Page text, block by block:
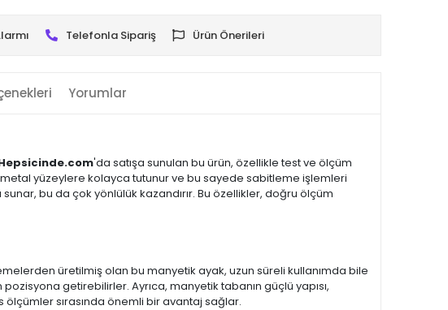
Telefonla Sipariş Ürün Önerileri
Yorumlar
'da satışa sunulan bu ürün, özellikle test ve ölçüm
yüzeylere kolayca tutunur ve bu sayede sabitleme işlemleri
bu da çok yönlülük kazandırır. Bu özellikler, doğru ölçüm
üretilmiş olan bu manyetik ayak, uzun süreli kullanımda bile
getirebilirler. Ayrıca, manyetik tabanın güçlü yapısı,
sırasında önemli bir avantaj sağlar.